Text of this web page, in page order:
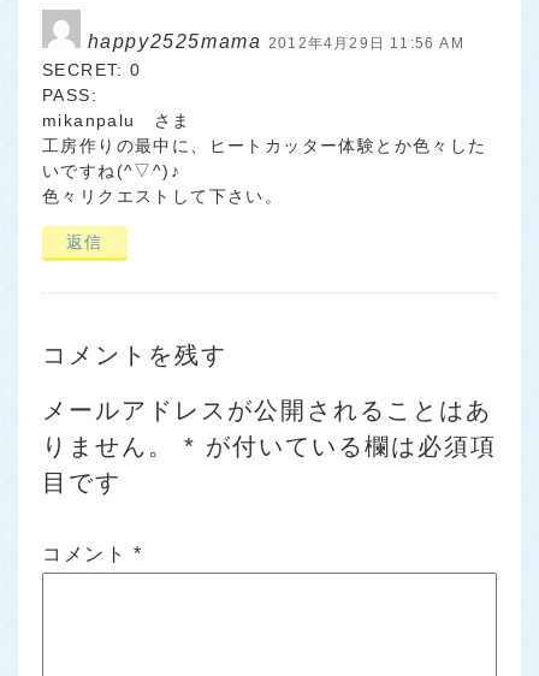
happy2525mama 2012年4月29日 11:56 AM
SECRET: 0
PASS:
mikanpalu さま
工房作りの最中に、ヒートカッター体験とか色々した
いですね(^▽^)♪
色々リクエストして下さい。
返信
コメントを残す
メールアドレスが公開されることはあ
りません。
* が付いている欄は必須項
目です
コメント *